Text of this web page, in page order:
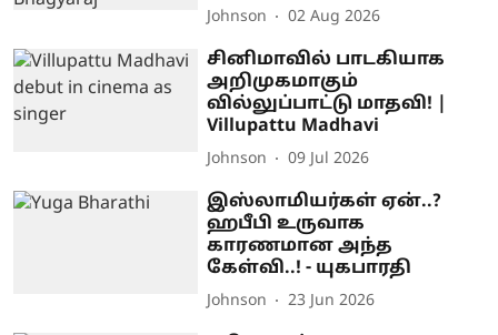
Johnson 02 Aug 2026
சினிமாவில் பாடகியாக
அறிமுகமாகும்
வில்லுப்பாட்டு மாதவி! |
Villupattu Madhavi
Johnson 09 Jul 2026
இஸ்லாமியர்கள் ஏன்..?
ஹபீபி உருவாக
காரணமான அந்த
கேள்வி..! - யுகபாரதி
Johnson 23 Jun 2026